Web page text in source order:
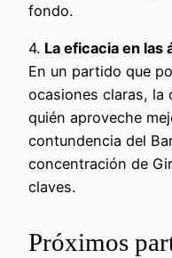
fondo.
4. La eficacia en las
En un partido que
ocasiones claras, la
quién aproveche
contundencia del
concentración de
claves.
Próximos